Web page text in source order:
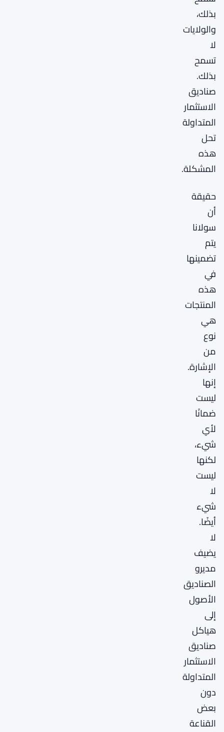
بذلك،
والولايات
لا
تسمح
بذلك.
صناديق
الاستثمار
المتداولة
تحل
هذه
المشكلة.
حقيقة
أن
سولانا
يتم
تضمينها
في
هذه
المنتجات
هي
نوع
من
الإشارة.
إنها
ليست
ضمانًا
لأي
شيء،
لكنها
ليست
لا
شيء
أيضًا.
لا
يضيف
مديرو
الصناديق
الأصول
إلى
هياكل
صناديق
الاستثمار
المتداولة
دون
بعض
القناعة